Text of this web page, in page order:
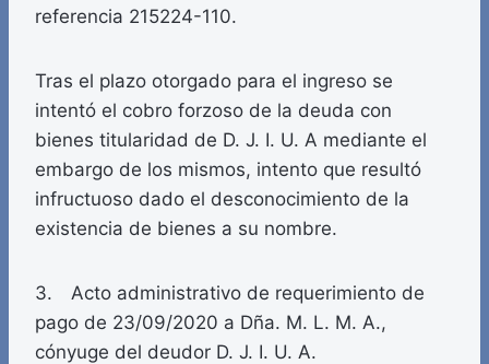
referencia 215224-110.
Tras el plazo otorgado para el ingreso se
intentó el cobro forzoso de la deuda con
bienes titularidad de D. J. I. U. A mediante el
embargo de los mismos, intento que resultó
infructuoso dado el desconocimiento de la
existencia de bienes a su nombre.
3. Acto administrativo de requerimiento de
pago de 23/09/2020 a Dña. M. L. M. A.,
cónyuge del deudor D. J. I. U. A.